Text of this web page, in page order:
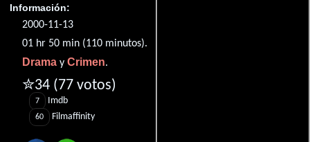
Información:
2000-11-13
01 hr 50 min (110 minutos).
Drama y Crimen.
✮34 (77 votos)
7 Imdb
60 Filmaffinity